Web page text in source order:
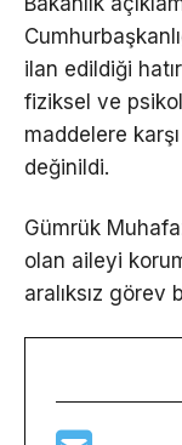
ilan edildiği
fiziksel ve
maddelere
değinildi.
Gümrük
olan aileyi
aralıksız görev